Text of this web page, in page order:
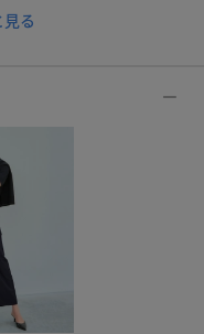
る